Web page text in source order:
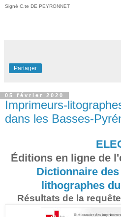
Signé C.te DE PEYRONNET
Partager
05 février 2020
Imprimeurs-
dans les Basses-
Éditions en ligne de
Dictionnaire
lithographes
Résultats de la